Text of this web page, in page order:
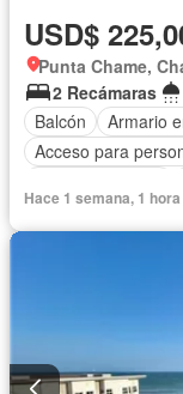
USD$
Punta Chame,
2 Recámaras
Balcón
Armario
Acceso para
Hace 1 semana, 1